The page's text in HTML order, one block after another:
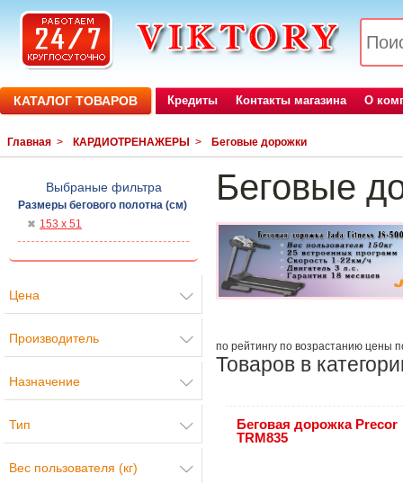
КАТАЛОГ ТОВАРОВ Кредиты Контакты магазина О
Главная > КАРДИОТРЕНАЖЕРЫ > Беговые дорожки
Выбраные фильтра
Размеры бегового полотна (см)
153 х 51
Цена
Производитель
Назначение
Тип
Вес пользователя (кг)
Беговые
по рейтингу по возрастанию цены
Товаров в
Беговая дорожка Precor
TRM835